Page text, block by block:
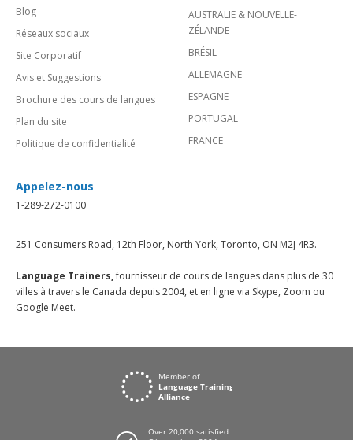
Blog
Réseaux sociaux
Site Corporatif
Avis et Suggestions
Brochure des cours de langues
Plan du site
Politique de confidentialité
AUSTRALIE & NOUVELLE-
ZÉLANDE
BRÉSIL
ALLEMAGNE
ESPAGNE
PORTUGAL
FRANCE
Appelez-nous
1-289-272-0100
251 Consumers Road, 12th Floor, North York, Toronto, ON M2J 4R3.
Language Trainers,fournisseur de cours de langues dans plus de 30
villes à travers le Canada depuis 2004, et en ligne via Skype, Zoom ou
Google Meet.